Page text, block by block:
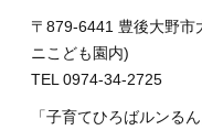
〒879-6441 豊後大野市
ニこども園内)
TEL 0974-34-2725
「子育てひろばルンる